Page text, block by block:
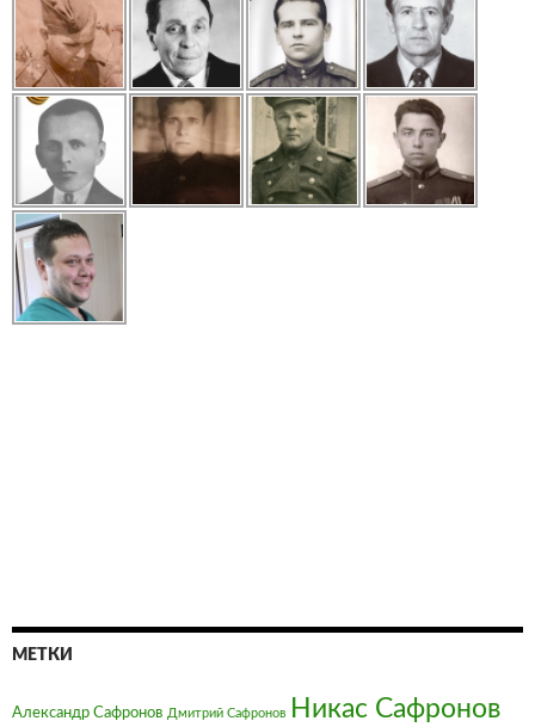
МЕТКИ
Александр Сафронов Дмитрий Сафронов Никас Сафронов